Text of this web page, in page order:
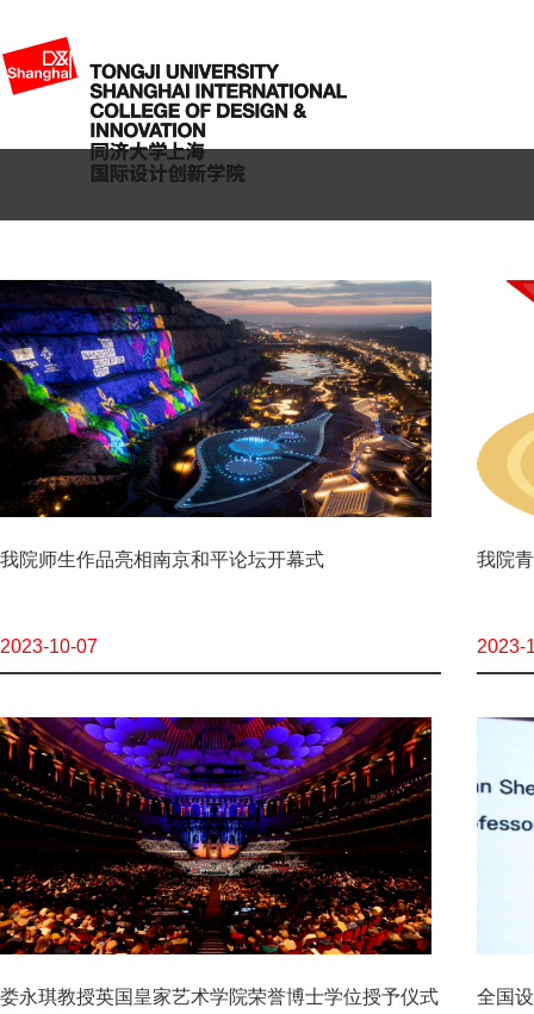
首页 首页新闻动态左侧
我院师生作品亮相南京和平论坛开幕式
2023-10-07
我院
2023-
娄永琪教授英国皇家艺术学院荣誉博士学位授予仪式
全国